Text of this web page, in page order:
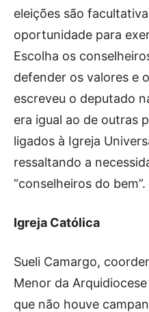
eleições são
oportunidade para
Escolha os
defender os valores e
escreveu o deputado
era igual ao de outras
ligados à Igreja
ressaltando a
“conselheiros do bem”.
Igreja Católica
Sueli Camargo,
Menor da
que não houve